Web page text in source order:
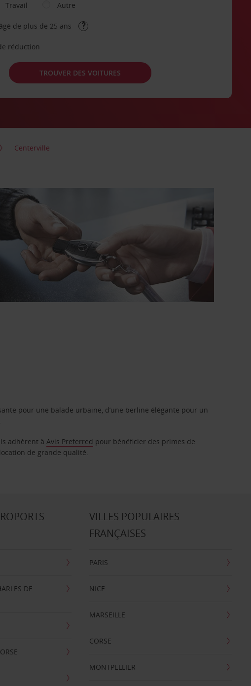
Travail Autre
de plus de 25 ans
réduction
TROUVER DES VOITURES
Centerville
pour une balade urbaine, d’une berline élégante pour un
adhèrent àAvis Preferred pour bénéficier des primes de
de grande qualité.
DE
VILLES POPULAIRES
FRANÇAISES
PARIS
NICE
MARSEILLE
CORSE
MONTPELLIER